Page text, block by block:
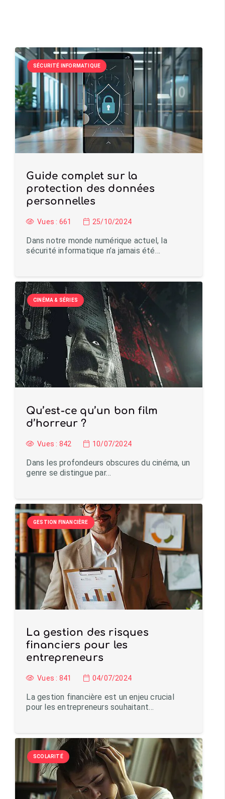
SÉCURITÉ INFORMATIQUE
Guide complet sur la
protection des données
personnelles
Vues : 661 25/10/2024
Dans notre monde numérique actuel, la
sécurité informatique n’a jamais été…
CINÉMA & SÉRIES
Qu’est-ce qu’un bon film
d’horreur ?
Vues : 842 10/07/2024
Dans les profondeurs obscures du cinéma, un
genre se distingue par…
GESTION FINANCIÈRE
La gestion des risques
financiers pour les
entrepreneurs
Vues : 841 04/07/2024
La gestion financière est un enjeu crucial
pour les entrepreneurs souhaitant…
SCOLARITÉ